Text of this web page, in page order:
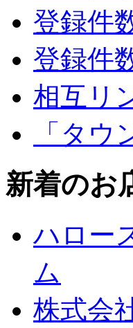
登録件
登録件
相互リ
「タ
新着のお
ハロー
ム
株式会